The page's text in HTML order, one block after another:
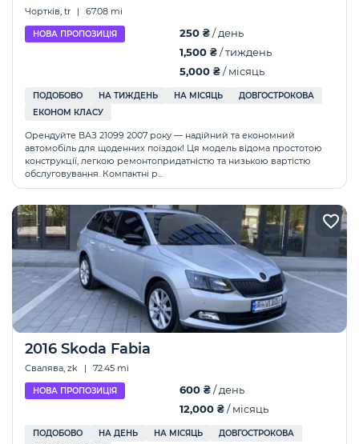
Чортків, tr | 67.08 mi
НОВА ПРОПОЗИЦІЯ 250 ₴/ день
1,500 ₴/ тиждень
5,000 ₴/ місяць
ПОДОБОВО НА ТИЖДЕНЬ НА МІСЯЦЬ
ДОВГОСТРОКОВА
ЕКОНОМ КЛАСУ
Орендуйте ВАЗ 21099 2007 року — надійний та економний
автомобіль для щоденних поїздок! Ця модель відома простотою
конструкції, легкою ремонтопридатністю та низькою вартістю
обслуговування. Компактні р...
2016 Skoda Fabia
Свалява, zk | 72.45 mi
НОВА ПРОПОЗИЦІЯ 600 ₴/ день
12,000 ₴/ місяць
ПОДОБОВО НА ДЕНЬ НА МІСЯЦЬ
ДОВГОСТРОКОВА